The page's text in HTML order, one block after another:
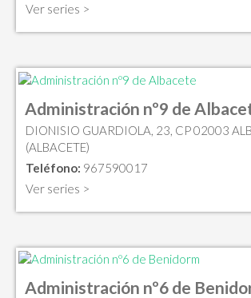
Ver series >
Administración nº9 de
DIONISIO GUARDIOLA, 23, CP 02003
(ALBACETE)
Teléfono: 967590017
Ver series >
Administración nº6 de